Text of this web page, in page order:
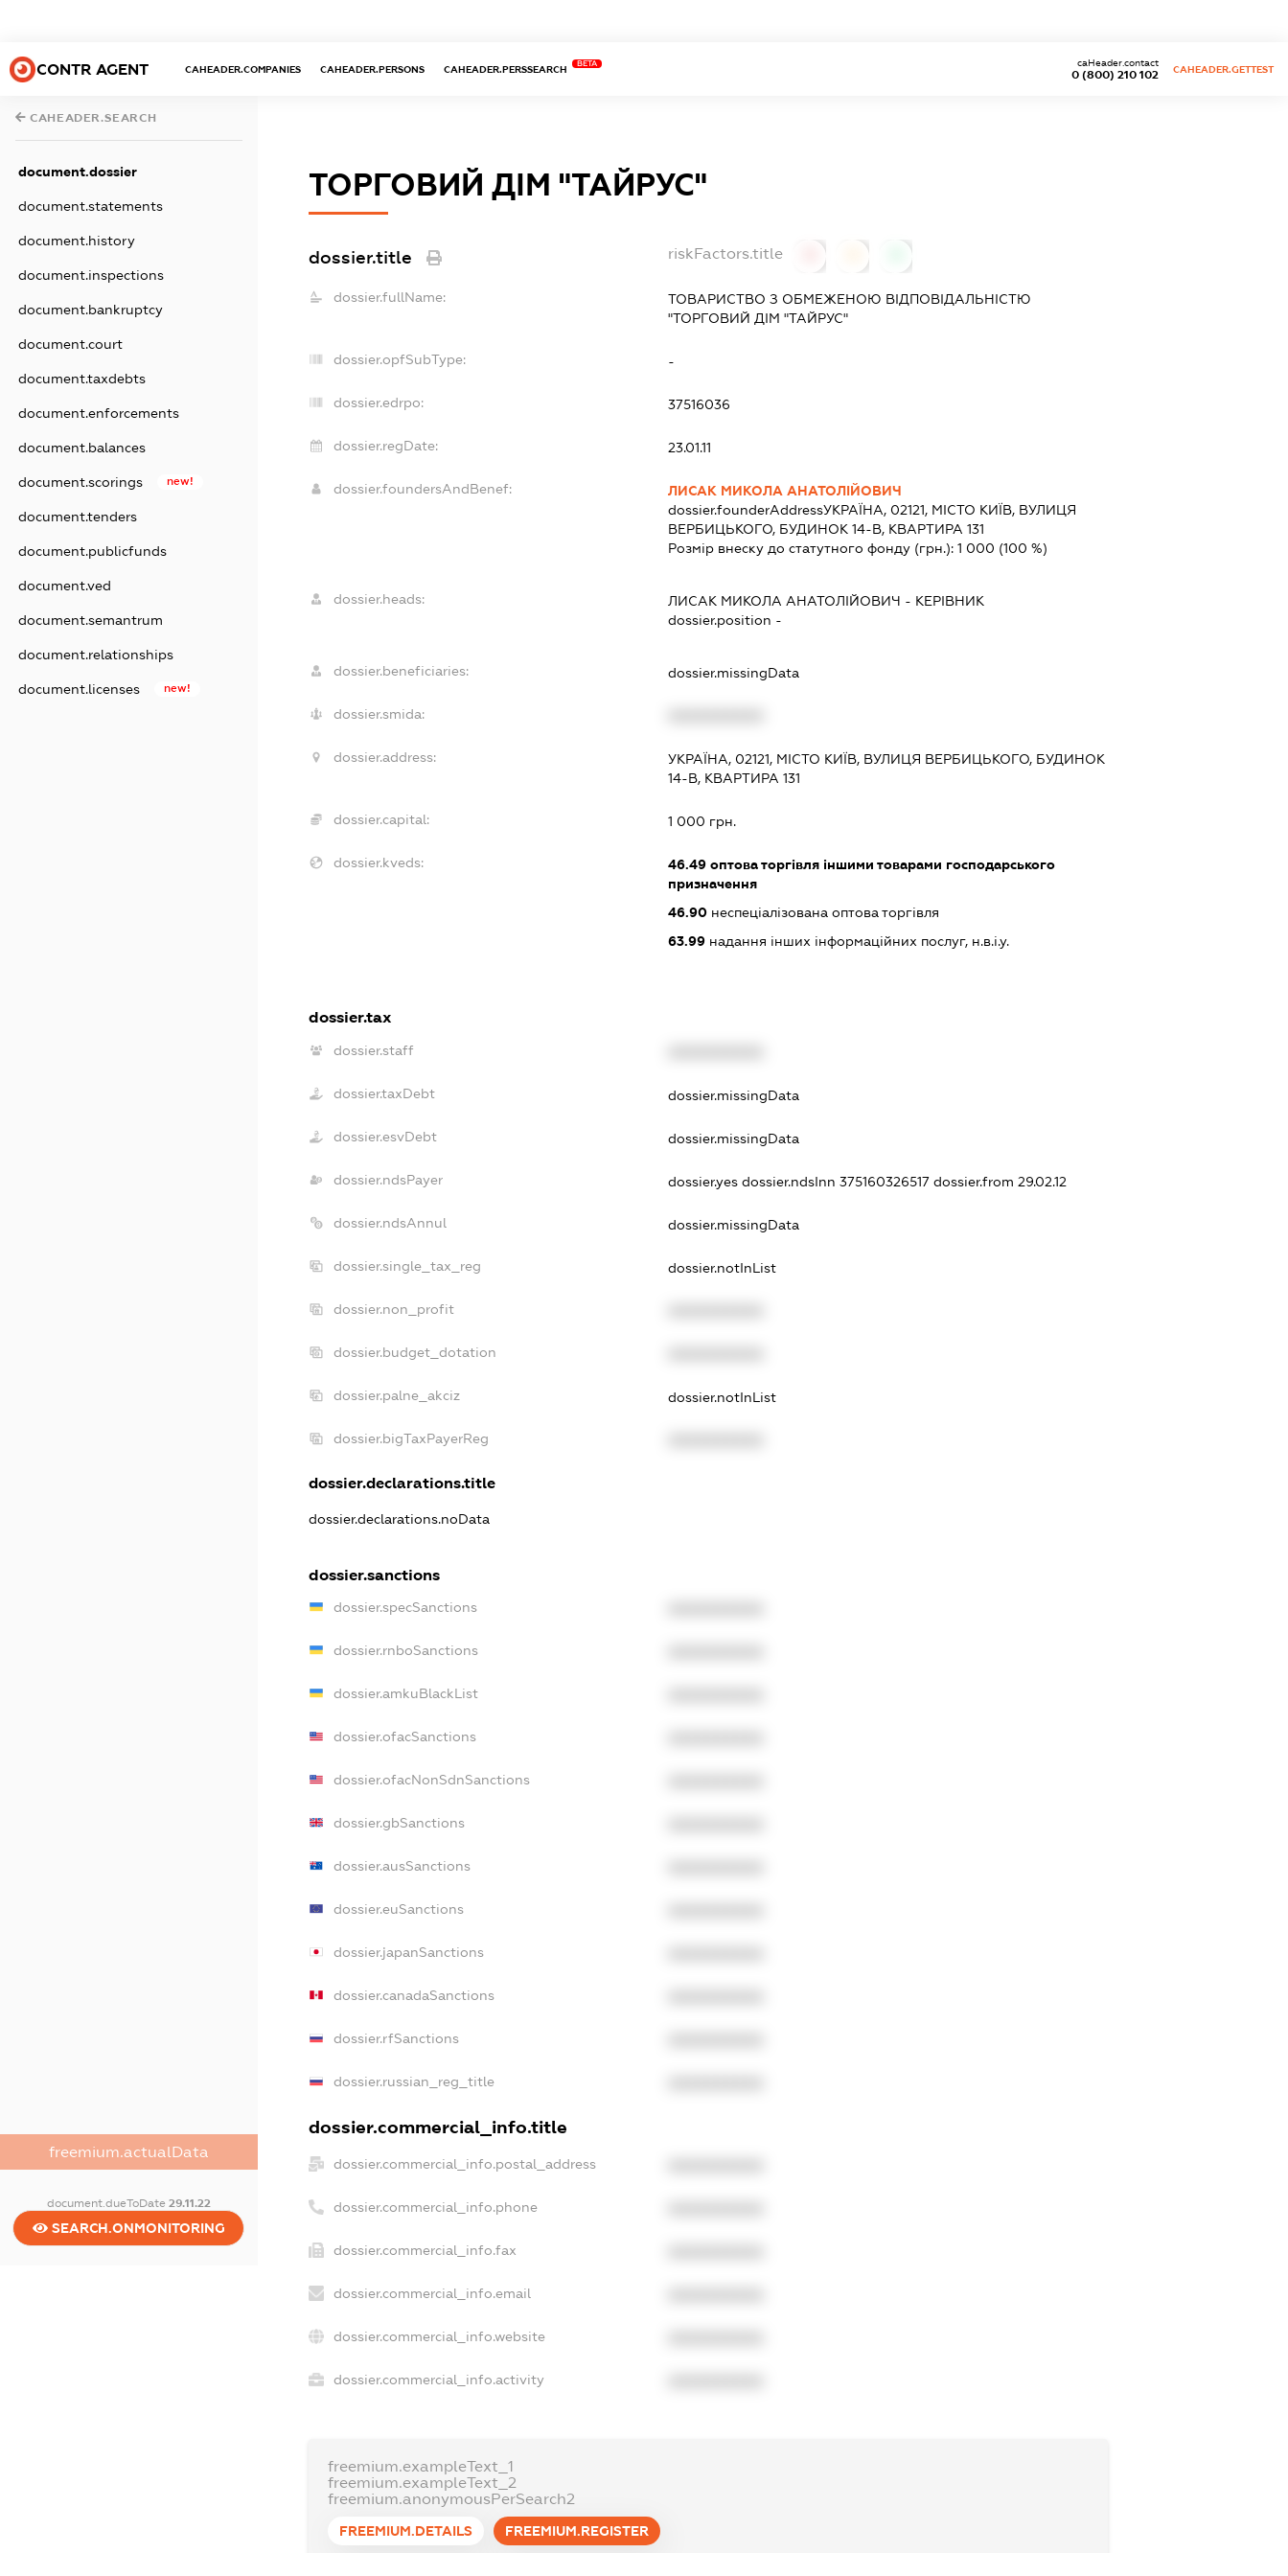
CONTR AGENT CAHEADER.COMPANIES CAHEADER.PERSONS CAHEADER.PERSSEARCH
BETA
0 (800) 210 102
caHeader.contact
CAHEADER.GETTEST
CAHEADER.SEARCH
document.dossier
document.statements
document.history
document.inspections
document.bankruptcy
document.court
document.taxdebts
document.enforcements
document.balances
document.scorings new!
document.tenders
document.publicfunds
document.ved
document.semantrum
document.relationships
document.licenses new!
freemium.actualData
document.dueToDate 29.11.22
SEARCH.ONMONITORING
ТОРГОВИЙ ДІМ "ТАЙРУС"
dossier.title riskFactors.title
dossier.fullName:
ТОВАРИСТВО З ОБМЕЖЕНОЮ ВІДПОВІДАЛЬНІСТЮ
"ТОРГОВИЙ ДІМ "ТАЙРУС"
dossier.opfSubType: -
dossier.edrpo: 37516036
dossier.regDate: 23.01.11
dossier.foundersAndBenef:
ЛИСАК МИКОЛА АНАТОЛІЙОВИЧ
dossier.founderAddressУКРАЇНА, 02121, МІСТО КИЇВ, ВУЛИЦЯ
ВЕРБИЦЬКОГО, БУДИНОК 14-В, КВАРТИРА 131
Розмір внеску до статутного фонду (грн.):1 000 (100 %)
dossier.heads: ЛИСАК МИКОЛА АНАТОЛІЙОВИЧ - КЕРІВНИК
dossier.position -
dossier.beneficiaries: dossier.missingData
dossier.smida:
dossier.address:
УКРАЇНА, 02121, МІСТО КИЇВ, ВУЛИЦЯ ВЕРБИЦЬКОГО, БУДИНОК
14-В, КВАРТИРА 131
dossier.capital: 1 000 грн.
dossier.kveds: 46.49 оптова торгівля іншими товарами господарського
призначення
46.90 неспеціалізована оптова торгівля
63.99 надання інших інформаційних послуг, н.в.і.у.
dossier.tax
dossier.staff
dossier.taxDebt dossier.missingData
dossier.esvDebt dossier.missingData
dossier.ndsPayer dossier.yesdossier.ndsInn 375160326517dossier.from 29.02.12
dossier.ndsAnnul dossier.missingData
dossier.single_tax_reg dossier.notInList
dossier.non_profit
dossier.budget_dotation
dossier.palne_akciz dossier.notInList
dossier.bigTaxPayerReg
dossier.declarations.title
dossier.declarations.noData
dossier.sanctions
dossier.specSanctions
dossier.rnboSanctions
dossier.amkuBlackList
dossier.ofacSanctions
dossier.ofacNonSdnSanctions
dossier.gbSanctions
dossier.ausSanctions
dossier.euSanctions
dossier.japanSanctions
dossier.canadaSanctions
dossier.rfSanctions
dossier.russian_reg_title
dossier.commercial_info.title
dossier.commercial_info.postal_address
dossier.commercial_info.phone
dossier.commercial_info.fax
dossier.commercial_info.email
dossier.commercial_info.website
dossier.commercial_info.activity
freemium.exampleText_1
freemium.exampleText_2
freemium.anonymousPerSearch2
FREEMIUM.DETAILS FREEMIUM.REGISTER